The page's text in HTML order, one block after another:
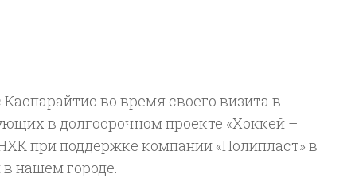
во время своего визита в
в долгосрочном проекте «Хоккей –
при поддержке компании «Полипласт» в
нашем городе.